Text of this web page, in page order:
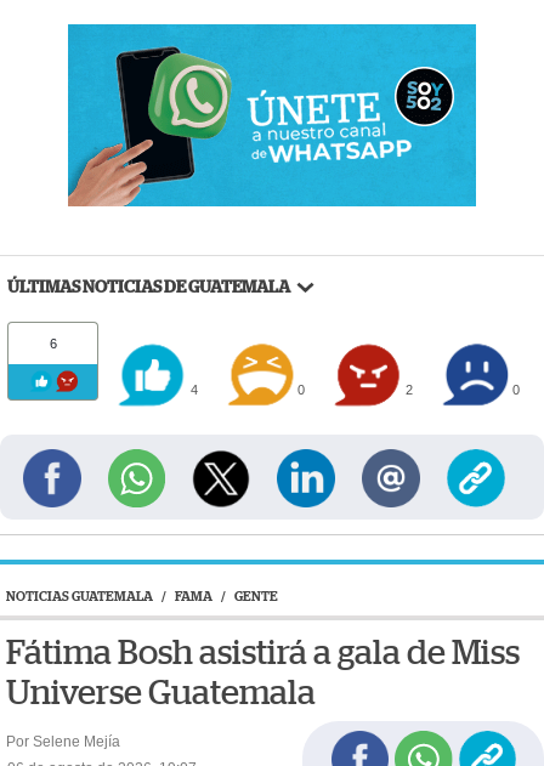
ÚLTIMAS NOTICIAS DE GUATEMALA
6
4 0 2 0
NOTICIAS GUATEMALA / FAMA / GENTE
Fátima Bosh asistirá a gala de Miss
Universe Guatemala
Por Selene Mejía